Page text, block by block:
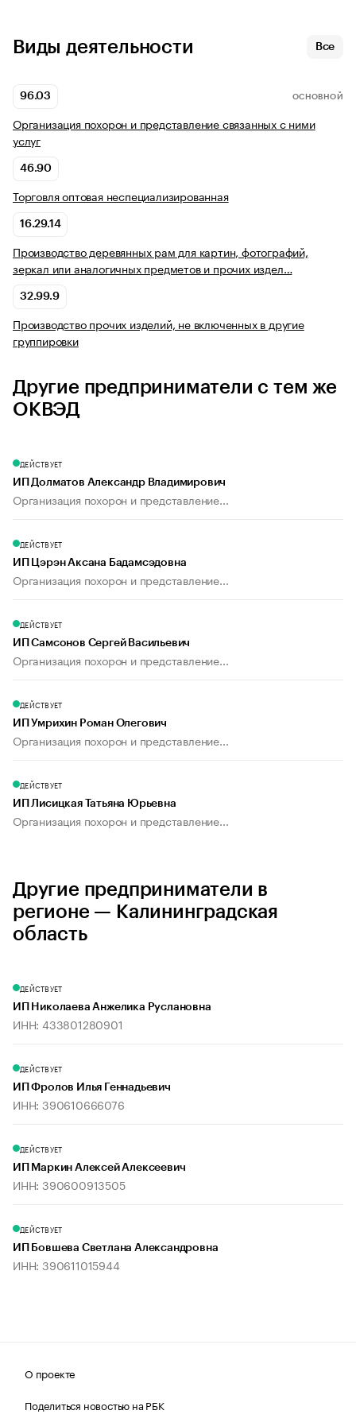
Виды деятельности Все
96.03 ОСНОВНОЙ
Организация похорон и представление связанных с ними
услуг
46.90
Торговля оптовая неспециализированная
16.29.14
Производство деревянных рам для картин, фотографий,
зеркал или аналогичных предметов и прочих издел…
32.99.9
Производство прочих изделий, не включенных в другие
группировки
Другие предприниматели с тем же
ОКВЭД
ДЕЙСТВУЕТ
ИП Долматов Александр Владимирович
Организация похорон и представление...
ДЕЙСТВУЕТ
ИП Цэрэн Аксана Бадамсэдовна
Организация похорон и представление...
ДЕЙСТВУЕТ
ИП Самсонов Сергей Васильевич
Организация похорон и представление...
ДЕЙСТВУЕТ
ИП Умрихин Роман Олегович
Организация похорон и представление...
ДЕЙСТВУЕТ
ИП Лисицкая Татьяна Юрьевна
Организация похорон и представление...
Другие предприниматели в
регионе — Калининградская
область
ДЕЙСТВУЕТ
ИП Николаева Анжелика Руслановна
ИНН: 433801280901
ДЕЙСТВУЕТ
ИП Фролов Илья Геннадьевич
ИНН: 390610666076
ДЕЙСТВУЕТ
ИП Маркин Алексей Алексеевич
ИНН: 390600913505
ДЕЙСТВУЕТ
ИП Бовшева Светлана Александровна
ИНН: 390611015944
О проекте
Поделиться новостью на РБК